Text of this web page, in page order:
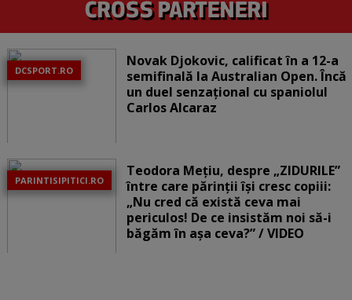
DCSPORT.RO
Novak Djokovic, calificat în a 12-a
semifinală la Australian Open. Încă
un duel senzațional cu spaniolul
Carlos Alcaraz
PARINTISIPITICI.RO
Teodora Mețiu, despre „ZIDURILE”
între care părinții își cresc copiii:
„Nu cred că există ceva mai
periculos! De ce insistăm noi să-i
băgăm în așa ceva?” / VIDEO